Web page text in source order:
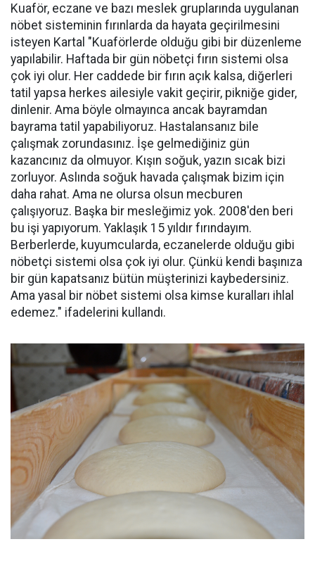
Kuaför, eczane ve bazı meslek gruplarında uygulanan
nöbet sisteminin fırınlarda da hayata geçirilmesini
isteyen Kartal "Kuaförlerde olduğu gibi bir düzenleme
yapılabilir. Haftada bir gün nöbetçi fırın sistemi olsa
çok iyi olur. Her caddede bir fırın açık kalsa, diğerleri
tatil yapsa herkes ailesiyle vakit geçirir, pikniğe gider,
dinlenir. Ama böyle olmayınca ancak bayramdan
bayrama tatil yapabiliyoruz. Hastalansanız bile
çalışmak zorundasınız. İşe gelmediğiniz gün
kazancınız da olmuyor. Kışın soğuk, yazın sıcak bizi
zorluyor. Aslında soğuk havada çalışmak bizim için
daha rahat. Ama ne olursa olsun mecburen
çalışıyoruz. Başka bir mesleğimiz yok. 2008'den beri
bu işi yapıyorum. Yaklaşık 15 yıldır fırındayım.
Berberlerde, kuyumcularda, eczanelerde olduğu gibi
nöbetçi sistemi olsa çok iyi olur. Çünkü kendi başınıza
bir gün kapatsanız bütün müşterinizi kaybedersiniz.
Ama yasal bir nöbet sistemi olsa kimse kuralları ihlal
edemez." ifadelerini kullandı.